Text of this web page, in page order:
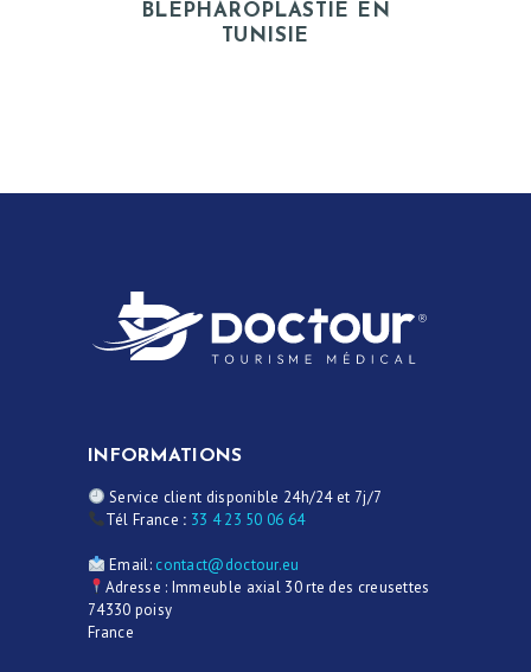
ESTHÉTIQUE
A PROPOS
CONTACT
DEMANDE DE
BLÉPHAROPLASTIE EN
TUNISIE
INFORMATIONS
Service client disponible 24h/24 et 7j/7
Tél France : 33 4 23 50 06 64
Email: contact@doctour.eu
Adresse : Immeuble axial 30 rte des creusettes
74330 poisy
France